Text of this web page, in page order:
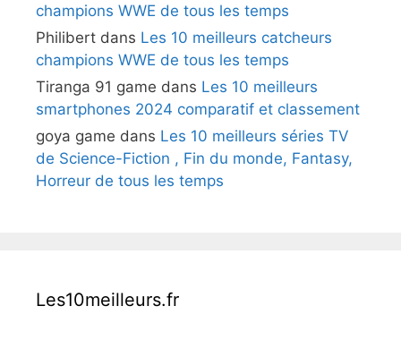
champions WWE de tous les temps
Philibert dans Les 10 meilleurs catcheurs
champions WWE de tous les temps
Tiranga 91 game dans Les 10 meilleurs
smartphones 2024 comparatif et classement
goya game dans Les 10 meilleurs séries TV
de Science-Fiction , Fin du monde, Fantasy,
Horreur de tous les temps
Les10meilleurs.fr